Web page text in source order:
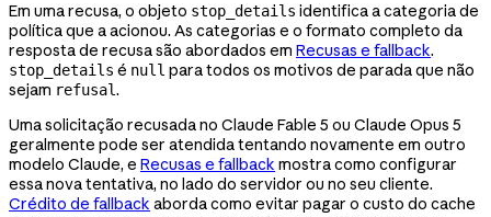
Em uma recusa, o objeto stop_details identifica a categoria de
política que a acionou. As categorias e o formato completo da
resposta de recusa são abordados em Recusas e fallback.
stop_details é null para todos os motivos de parada que não
sejam refusal.
Uma solicitação recusada no Claude Fable 5 ou Claude Opus 5
geralmente pode ser atendida tentando novamente em outro
modelo Claude, e Recusas e fallback mostra como configurar
essa nova tentativa, no lado do servidor ou no seu cliente.
Crédito de fallback aborda como evitar pagar o custo do cache